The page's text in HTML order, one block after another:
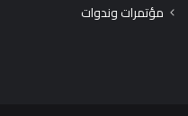
مؤتمرات وندوات